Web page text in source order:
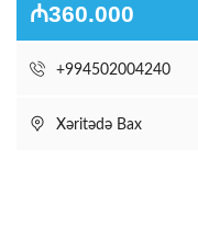
₼360.000
+994502004240
Xəritədə Bax